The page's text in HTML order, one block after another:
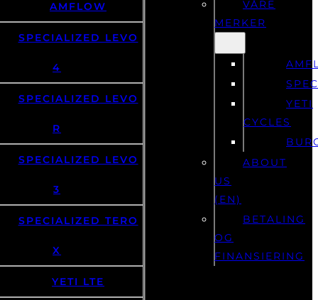
AMFLOW
SPECIALIZED LEVO
4
SPECIALIZED LEVO
R
SPECIALIZED LEVO
3
SPECIALIZED TERO
X
YETI LTE
VÅRE
MERKER
YETI
CYCLES
ABOUT
US
(EN)
BETALING
OG
FINANSIERING